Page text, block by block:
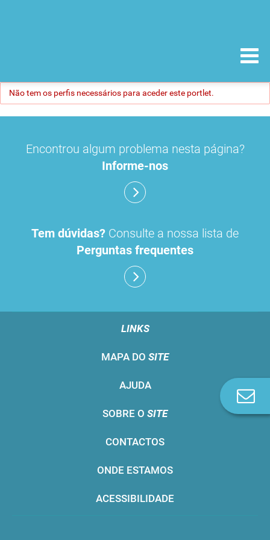
Não tem os perfis necessários para aceder este portlet.
Encontrou algum problema nesta página?
Informe-nos
Tem dúvidas? Consulte a nossa lista de
Perguntas frequentes
LINKS
MAPA DO SITE
AJUDA
SOBRE O SITE
CONTACTOS
ONDE ESTAMOS
ACESSIBILIDADE